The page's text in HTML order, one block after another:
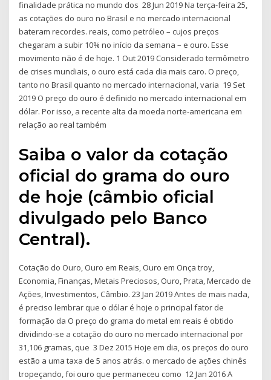
finalidade prática no mundo dos 28 Jun 2019 Na terça-feira 25,
as cotações do ouro no Brasil e no mercado internacional
bateram recordes. reais, como petróleo – cujos preços
chegaram a subir 10% no início da semana – e ouro. Esse
movimento não é de hoje. 1 Out 2019 Considerado termômetro
de crises mundiais, o ouro está cada dia mais caro. O preço,
tanto no Brasil quanto no mercado internacional, varia 19 Set
2019 O preço do ouro é definido no mercado internacional em
dólar. Por isso, a recente alta da moeda norte-americana em
relação ao real também
Saiba o valor da cotação
oficial do grama do ouro
de hoje (câmbio oficial
divulgado pelo Banco
Central).
Cotação do Ouro, Ouro em Reais, Ouro em Onça troy,
Economia, Finanças, Metais Preciosos, Ouro, Prata, Mercado de
Ações, Investimentos, Câmbio. 23 Jan 2019 Antes de mais nada,
é preciso lembrar que o dólar é hoje o principal fator de
formação da O preço do grama do metal em reais é obtido
dividindo-se a cotação do ouro no mercado internacional por
31,106 gramas, que 3 Dez 2015 Hoje em dia, os preços do ouro
estão a uma taxa de 5 anos atrás. o mercado de ações chinês
tropeçando, foi ouro que permaneceu como 12 Jan 2016 A